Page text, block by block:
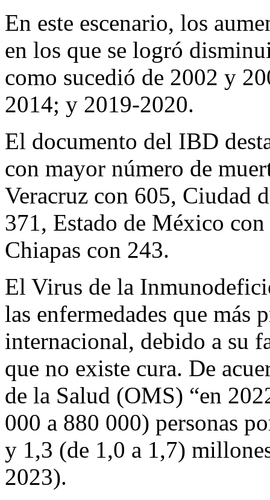
En este escenario, los
en los que se logró
como sucedió de 2002 y
2014; y 2019-2020.
El documento del IBD
con mayor número de
Veracruz con 605, Ciudad
371, Estado de México
Chiapas con 243.
El Virus de la
las enfermedades que más
internacional, debido a su
que no existe cura. De
de la Salud (OMS) “en
000 a 880 000) personas
y 1,3 (de 1,0 a 1,7)
2023).